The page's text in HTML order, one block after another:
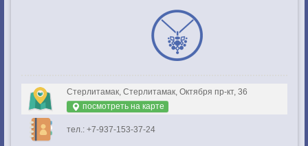
Стерлитамак, Стерлитамак, Октября пр-кт, 36
посмотреть на карте
тел.: +7-937-153-37-24